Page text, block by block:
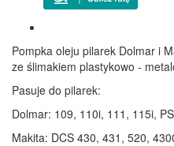
Pompka oleju pilarek Dolmar i
ze ślimakiem plastykowo -
Pasuje do pilarek:
Dolmar: 109, 110i, 111, 115i,
Makita: DCS 430, 431, 520,